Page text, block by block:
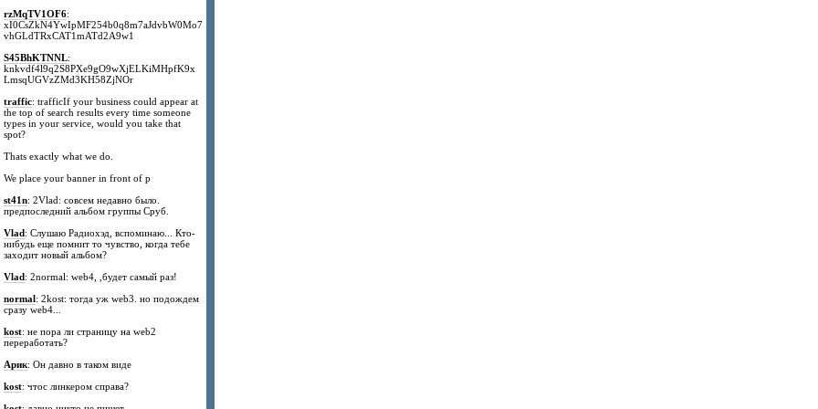
rzMqTV1OF6:
xI0CsZkN4YwIpMF254b0q8m7aJdvbW0Mo7
vhGLdTRxCAT1mATd2A9w1
S45BhKTNNL:
knkvdf4l9q2S8PXe9gO9wXjELKiMHpfK9x
LmsqUGVzZMd3KH58ZjNOr
traffic: trafficIf your business could appear at
the top of search results every time someone
types in your service, would you take that
spot?
Thats exactly what we do.
We place your banner in front of p
st41n: 2Vlad: совсем недавно было.
предпоследний альбом группы Сруб.
Vlad: Слушаю Радиохэд, вспоминаю... Кто-
нибудь еще помнит то чувство, когда тебе
заходит новый альбом?
Vlad: 2normal: web4, ,будет самый раз!
normal: 2kost: тогда уж web3. но подождем
сразу web4...
kost: не пора ли страницу на web2
переработать?
Арик: Он давно в таком виде
kost: чтос линкером справа?